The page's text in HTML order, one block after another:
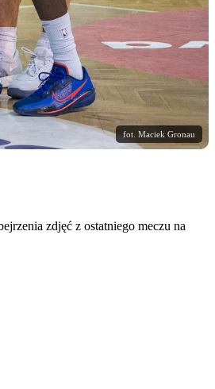
fot. Maciek Gronau
zdjęć z ostatniego meczu na